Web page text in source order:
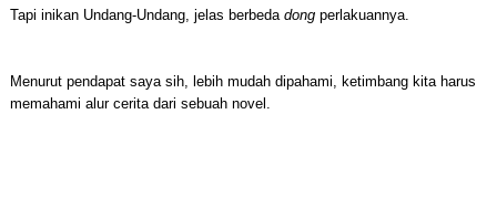
Tapi inikan Undang-Undang, jelas berbeda dongperlakuannya.
Menurut pendapat saya sih, lebih mudah dipahami, ketimbang kita harus
memahami alur cerita dari sebuah novel.